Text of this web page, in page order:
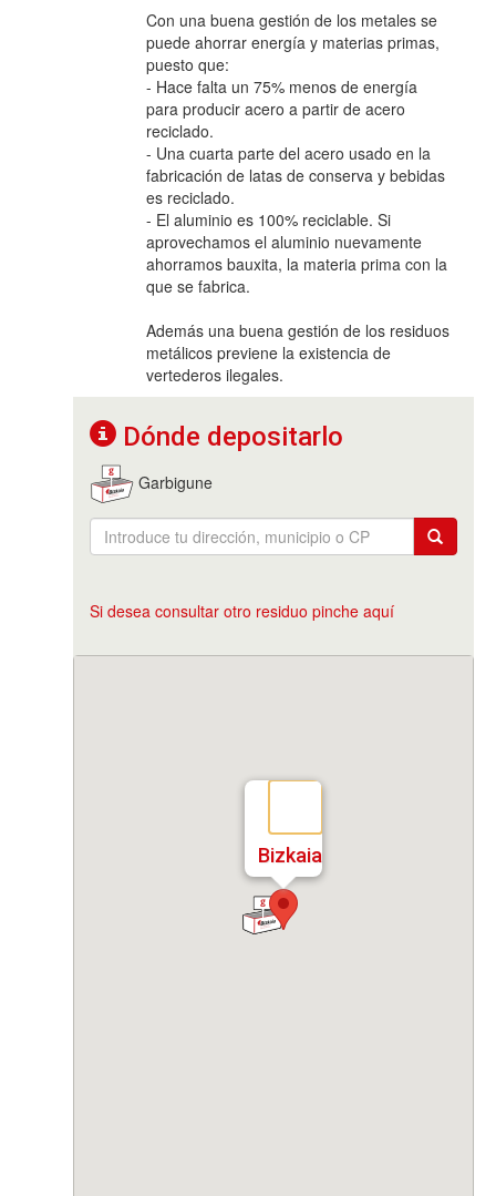
Con una buena gestión de los metales se
puede ahorrar energía y materias primas,
puesto que:
- Hace falta un 75% menos de energía
para producir acero a partir de acero
reciclado.
- Una cuarta parte del acero usado en la
fabricación de latas de conserva y bebidas
es reciclado.
- El aluminio es 100% reciclable. Si
aprovechamos el aluminio nuevamente
ahorramos bauxita, la materia prima con la
que se fabrica.
Además una buena gestión de los residuos
metálicos previene la existencia de
vertederos ilegales.
Dónde depositarlo
Garbigune
Si desea consultar otro residuo pinche aquí
Bizkaia